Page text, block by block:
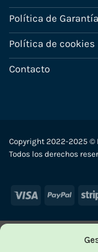
Política de Garantía
Política de cookies
Contacto
Copyright 2022-2025 ©
Todos los derechos
Visa